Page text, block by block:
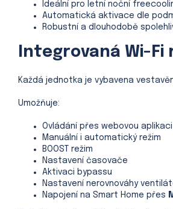
Ideální pro letní noční
Automatická aktivace dle
Robustní a dlouhodobě
Integrovaná Wi-Fi
Každá jednotka je vybavena
Umožňuje:
Ovládání přes webovou aplikaci
Manuální i automatický režim
BOOST režim
Nastavení časovače
Aktivaci bypassu
Nastavení nerovnováhy
Napojení na Smart Home přes